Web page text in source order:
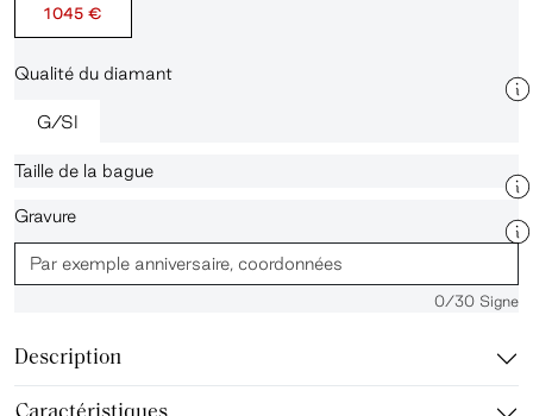
1 045 €
Qualité du diamant
G/SI
Taille de la bague
Gravure
0/30 Signe
Description